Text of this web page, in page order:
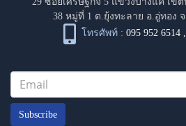
38 หมู่ที่ 1 ต.ยุ้งทะลาย อ.อู่ทอง
โทรศัพท์ : 095 952 6514
Subscribe